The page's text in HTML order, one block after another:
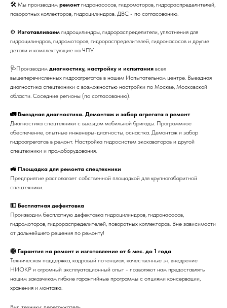
🛠 Мы производим ремонт гидронасосов, гидромоторов, гидрораспределителей,
поворотных коллекторов, гидроцилиндров. ДВС - по согласованию.
⚙ Изготавливаем гидроцилиндры, гидрораспределители, уплотнения для
гидроцилиндров, гидромоторов, гидрораспределителей, гидронасосов и другие
детали и комплектующие на ЧПУ.
🩺Производим диагностику, настройку и испытания всех
вышеперечисленных гидроагрегатов в нашем Испытательном центре. Выездная
диагностика спецтехники с возможностью настройки по Москве, Московской
области. Соседние регионы (по согласованию).
🚛 Выездная диагностика. Демонтаж и забор агрегата в ремонт
Диагностика спецтехники с выездом мобильной бригады. Программное
обеспечение, опытные инженеры-диагносты, оснастка. Демонтаж и забор
гидроагрегатов в ремонт. Настройка гидросистем экскаваторов и другой
спецтехники и промоборудования.
🚜 Площадка для ремонта спецтехники
Предприятие располагает собственной площадкой для крупногабаритной
спецтехники.
💵 Бесплатная дефектовка
Производим бесплатную дефектовка гидроцилиндров, гидронасосов,
гидромоторов, гидрораспределителей, поворотных коллекторов. Вне зависимости
от дальнейшего решения по ремонту!
🛟 Гарантия на ремонт и изготовление от 6 мес. до 1 года
Техническая поддержка, кадровый потенциал, качественные зч, внедрение
НИОКР и огромный эксплуатационный опыт - позволяют нам предоставлять
нашим заказчикам гибкие гарантийные программы с опциями консервации,
хранения и монтажа.